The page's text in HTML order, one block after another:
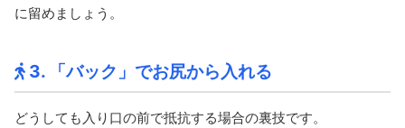
に留めましょう。
3. 「バック」でお尻から入れる
どうしても入り口の前で抵抗する場合の裏技です。